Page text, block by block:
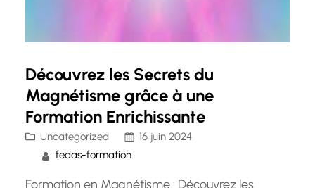
Découvrez les Secrets du
Magnétisme grâce à une
Formation Enrichissante
Uncategorized
16 juin 2024
fedas-formation
Formation en Magnétisme : Découvrez les